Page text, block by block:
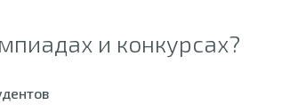
и конкурсах?